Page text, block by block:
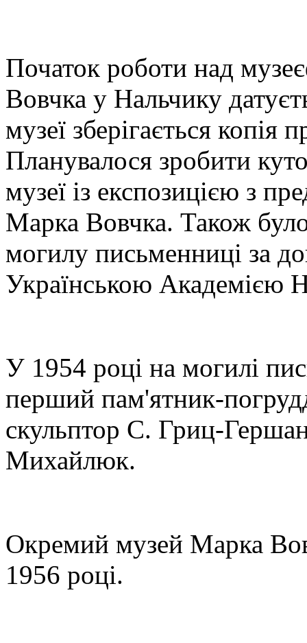
Початок роботи над
Вовчка у Нальчику
музеї зберігається копія
Планувалося зробити
музеї із експозицією з
Марка Вовчка. Також
могилу письменниці за
Українською Академією
У 1954 році на могилі
перший пам'ятник-
скульптор С. Гриц-
Михайлюк.
Окремий музей Марка
1956 році.